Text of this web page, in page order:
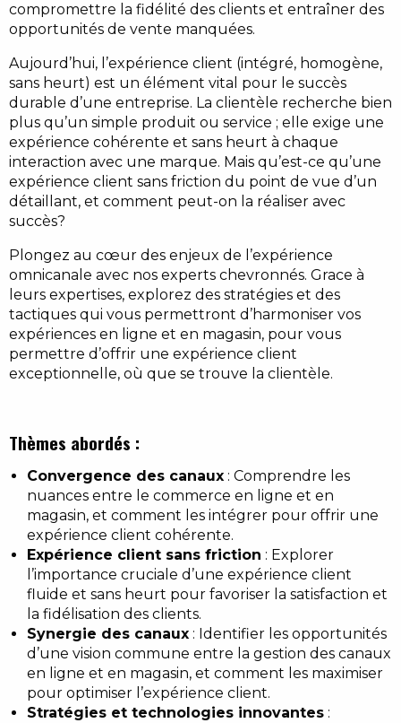
compromettre la fidélité des clients et entraîner des
opportunités de vente manquées.
Aujourd’hui, l’expérience client (intégré, homogène,
sans heurt) est un élément vital pour le succès
durable d’une entreprise. La clientèle recherche bien
plus qu’un simple produit ou service ; elle exige une
expérience cohérente et sans heurt à chaque
interaction avec une marque. Mais qu’est-ce qu’une
expérience client sans friction du point de vue d’un
détaillant, et comment peut-on la réaliser avec
succès?
Plongez au cœur des enjeux de l’expérience
omnicanale avec nos experts chevronnés. Grace à
leurs expertises, explorez des stratégies et des
tactiques qui vous permettront d’harmoniser vos
expériences en ligne et en magasin, pour vous
permettre d’offrir une expérience client
exceptionnelle, où que se trouve la clientèle.
Thèmes abordés :
Convergence des canaux : Comprendre les
nuances entre le commerce en ligne et en
magasin, et comment les intégrer pour offrir une
expérience client cohérente.
Expérience client sans friction : Explorer
l’importance cruciale d’une expérience client
fluide et sans heurt pour favoriser la satisfaction et
la fidélisation des clients.
Synergie des canaux : Identifier les opportunités
d’une vision commune entre la gestion des canaux
en ligne et en magasin, et comment les maximiser
pour optimiser l’expérience client.
Stratégies et technologies innovantes :